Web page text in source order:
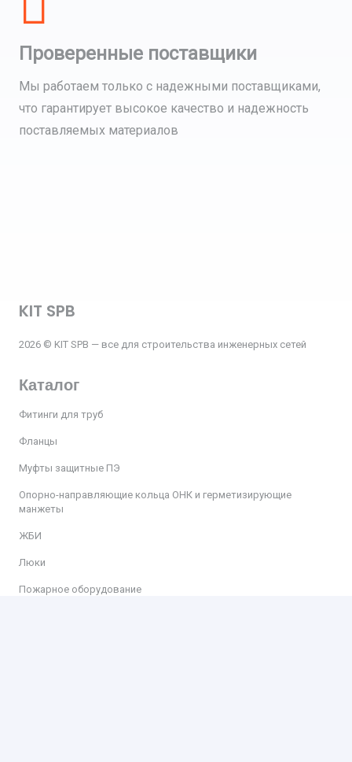
Проверенные поставщики
Мы работаем только с надежными поставщиками,
что гарантирует высокое качество и надежность
поставляемых материалов
KIT SPB
2026 © KIT SPB — все для строительства инженерных сетей
Каталог
Фитинги для труб
Фланцы
Муфты защитные ПЭ
Опорно-направляющие кольца ОНК и герметизирующие
манжеты
ЖБИ
Люки
Пожарное оборудование